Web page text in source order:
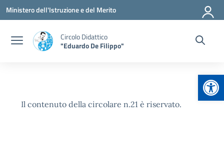
Vai ai contenuti
Vai al menu di navigazione
Vai al footer
Ministero dell'Istruzione e del Merito
Circolo Didattico
"Eduardo De Filippo"
Il contenuto della circolare n.21 è riservato.